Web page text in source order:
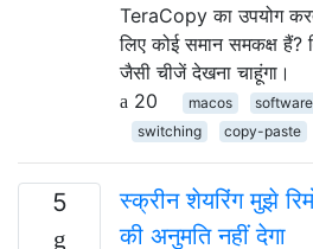
TeraCopy का उपयोग
लिए कोई समान समकक्ष हैं?
जैसी चीजें देखना चाहूंगा।
20
macos
switching
copy-paste
5
स्क्रीन शेयरिंग मुझे
की अनुमति नहीं देगा